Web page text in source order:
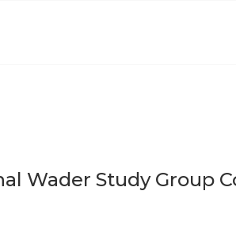
Wader Study Group